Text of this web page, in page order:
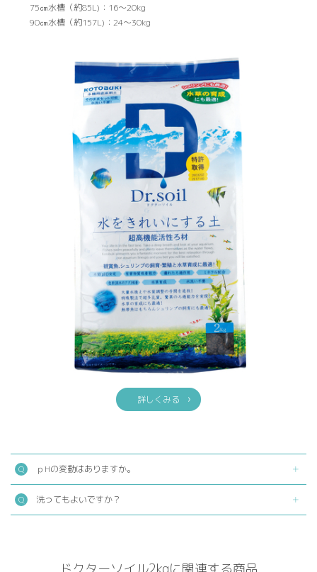
75㎝水槽（約85L)：16〜20kg
90㎝水槽（約157L)：24〜30kg
詳しくみる
ｐHの変動はありますか。
洗ってもよいですか？